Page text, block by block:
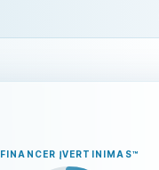
FINANCER ĮVERTINIMAS™